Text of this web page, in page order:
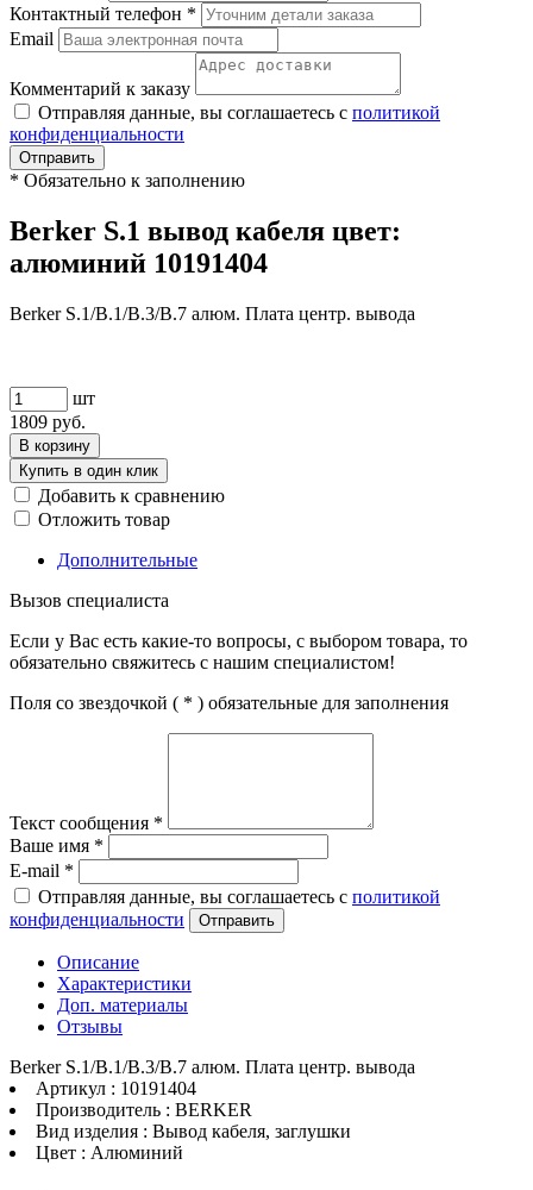
Контактный телефон *
Email
Комментарий к заказу
Отправляя данные, вы соглашаетесь с политикой
конфиденциальности
Отправить
* Обязательно к заполнению
Berker S.1 вывод кабеля цвет:
алюминий 10191404
Berker S.1/B.1/B.3/B.7 алюм. Плата центр. вывода
шт
1809 руб.
В корзину
Купить в один клик
Добавить к сравнению
Отложить товар
Дополнительные
Вызов специалиста
Если у Вас есть какие-то вопросы, с выбором товара, то
обязательно свяжитесь с нашим специалистом!
Поля со звездочкой ( * ) обязательные для заполнения
Текст сообщения *
Ваше имя *
E-mail *
Отправляя данные, вы соглашаетесь с политикой
конфиденциальности
Отправить
Описание
Характеристики
Доп. материалы
Отзывы
Berker S.1/B.1/B.3/B.7 алюм. Плата центр. вывода
Артикул : 10191404
Производитель : BERKER
Вид изделия : Вывод кабеля, заглушки
Цвет : Алюминий